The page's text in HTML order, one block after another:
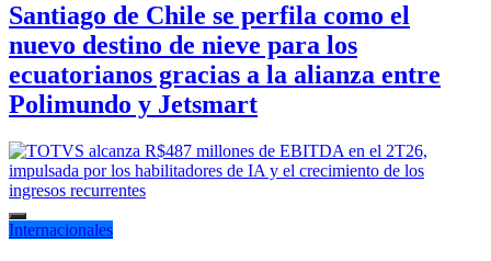
Santiago de Chile se perfila como el
nuevo destino de nieve para los
ecuatorianos gracias a la alianza entre
Polimundo y Jetsmart
Internacionales